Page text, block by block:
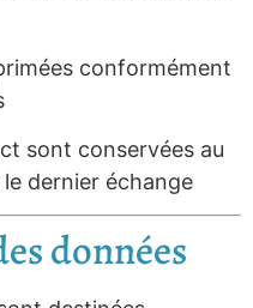
conformément
sont conservées au
le dernier échange
données